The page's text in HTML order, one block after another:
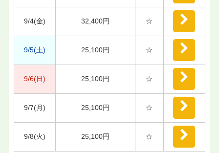
9/4(金) 32,400円 ☆
9/5(土) 25,100円 ☆
9/6(日) 25,100円 ☆
9/7(月) 25,100円 ☆
9/8(火) 25,100円 ☆